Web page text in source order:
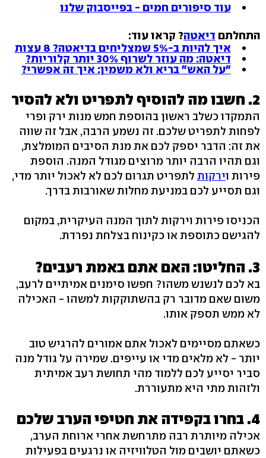
עוד סיפורים חמים - בפייסבוק שלנו
התחלתם דיאטה? קראו עוד:
איך להיות ב-5% שמצליחים בדיאטה? 8 עצות
דיאטה: מה עוזר לשרוף 30% יותר קלוריות?
"על האש" בריא ולא משמין: איך זה אפשרי?
2. חשבו מה להוסיף לתפריט ולא להסיר
התמקדו כשלב ראשון בהוספת חמש מנות ירק ופרי
לפחות לתפריט שלכם. זה נשמע הרבה, אבל זה שווה
את זה: הדבר יספק לכם את מנת הסיבים המומלצת,
וגם תהיו הרבה יותר מרוצים מגודל המנה. הוספת
פירות וירקות לתפריט תגרום לכם לא לאכול יותר מדי,
וגם תסייע לכם במניעת מחלות שאורבות בדרך.
הכניסו פירות וירקות לתוך המנה העיקרית, במקום
להגישם כתוספת או כקינוח בצלחת נפרדת.
3. החליטו: האם אתם באמת רעבים?
בא לכם לנשנש משהו? חפשו סימנים אמיתיים לרעב,
משום שאם מדובר רק בהשתוקקות למשהו - האכילה
לא ממש תספק אותו.
כשאתם מסיימים לאכול אתם אמורים להרגיש טוב
יותר - לא מלאים מדי או עייפים. שמירה על גודל מנה
סביר יסייע לכם ללמוד מהי תחושת רעב אמיתית
ולזהות מתי היא מתעוררת.
4. בחרו בקפידה את חטיפי הערב שלכם
אכילה מיותרת רבה מתרחשת אחרי ארוחת הערב,
כשאתם יושבים מול הטלוויזיה או נרגעים בפעילות